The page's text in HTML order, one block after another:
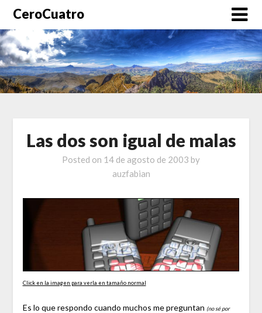
CeroCuatro
Las dos son igual de malas
Posted on 14 de agosto de 2003 by
auzfabian
Click en la imagen para verla en tamaño normal
Es lo que respondo cuando muchos me preguntan (no sé por